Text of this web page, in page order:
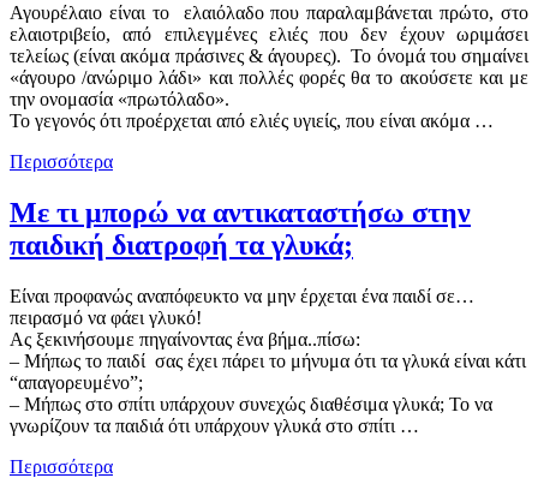
Αγουρέλαιο είναι το ελαιόλαδο που παραλαμβάνεται πρώτο, στο
ελαιοτριβείο, από επιλεγμένες ελιές που δεν έχουν ωριμάσει
τελείως (είναι ακόμα πράσινες & άγουρες). Το όνομά του σημαίνει
«άγουρο /ανώριμο λάδι» και πολλές φορές θα το ακούσετε και με
την ονομασία «πρωτόλαδο».
Το γεγονός ότι προέρχεται από ελιές υγιείς, που είναι ακόμα …
Περισσότερα
Με τι μπορώ να αντικαταστήσω στην
παιδική διατροφή τα γλυκά;
Είναι προφανώς αναπόφευκτο να μην έρχεται ένα παιδί σε…
πειρασμό να φάει γλυκό!
Ας ξεκινήσουμε πηγαίνοντας ένα βήμα..πίσω:
– Mήπως το παιδί σας έχει πάρει το μήνυμα ότι τα γλυκά είναι κάτι
“απαγορευμένο”;
– Μήπως στο σπίτι υπάρχουν συνεχώς διαθέσιμα γλυκά; Το να
γνωρίζουν τα παιδιά ότι υπάρχουν γλυκά στο σπίτι …
Περισσότερα